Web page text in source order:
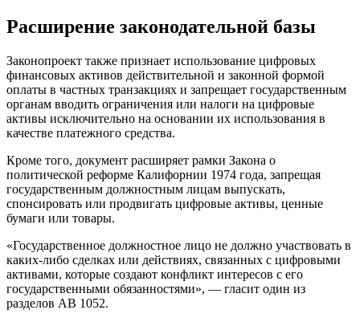
Расширение законодательной базы
Законопроект также признает использование цифровых
финансовых активов действительной и законной формой
оплаты в частных транзакциях и запрещает государственным
органам вводить ограничения или налоги на цифровые
активы исключительно на основании их использования в
качестве платежного средства.
Кроме того, документ расширяет рамки Закона о
политической реформе Калифорнии 1974 года, запрещая
государственным должностным лицам выпускать,
спонсировать или продвигать цифровые активы, ценные
бумаги или товары.
«Государственное должностное лицо не должно участвовать в
каких-либо сделках или действиях, связанных с цифровыми
активами, которые создают конфликт интересов с его
государственными обязанностями», — гласит один из
разделов AB 1052.